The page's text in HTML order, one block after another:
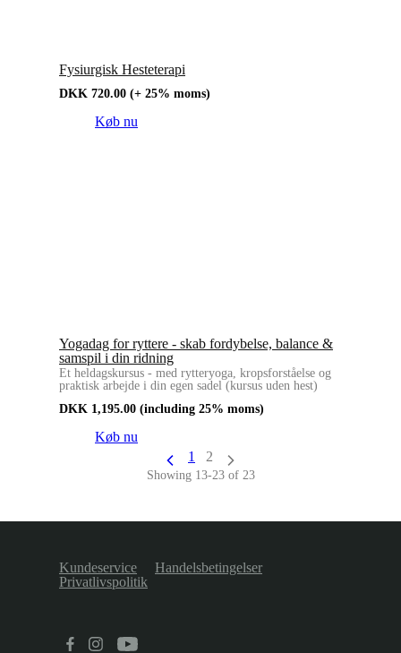
Fysiurgisk Hesteterapi
DKK 720.00 (+ 25% moms)
Køb nu
Yogadag for ryttere - skab fordybelse, balance &
samspil i din ridning
Et heldagskursus - med rytteryoga, kropsforståelse og
praktisk arbejde i din egen sadel (kursus uden hest)
DKK 1,195.00 (including 25% moms)
Køb nu
1
2
Showing 13-23 of 23
Kundeservice
Handelsbetingelser
Privatlivspolitik